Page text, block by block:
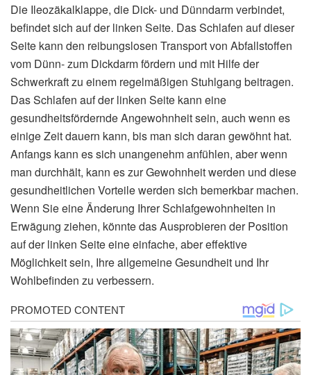
Die Ileozäkalklappe, die Dick- und Dünndarm verbindet,
befindet sich auf der linken Seite. Das Schlafen auf dieser
Seite kann den reibungslosen Transport von Abfallstoffen
vom Dünn- zum Dickdarm fördern und mit Hilfe der
Schwerkraft zu einem regelmäßigen Stuhlgang beitragen.
Das Schlafen auf der linken Seite kann eine
gesundheitsfördernde Angewohnheit sein, auch wenn es
einige Zeit dauern kann, bis man sich daran gewöhnt hat.
Anfangs kann es sich unangenehm anfühlen, aber wenn
man durchhält, kann es zur Gewohnheit werden und diese
gesundheitlichen Vorteile werden sich bemerkbar machen.
Wenn Sie eine Änderung Ihrer Schlafgewohnheiten in
Erwägung ziehen, könnte das Ausprobieren der Position
auf der linken Seite eine einfache, aber effektive
Möglichkeit sein, Ihre allgemeine Gesundheit und Ihr
Wohlbefinden zu verbessern.